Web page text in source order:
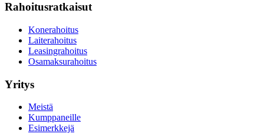
Rahoitusratkaisut
Konerahoitus
Laiterahoitus
Leasingrahoitus
Osamaksurahoitus
Yritys
Meistä
Kumppaneille
Esimerkkejä